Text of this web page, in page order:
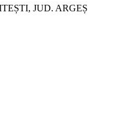
JUD. ARGEȘ